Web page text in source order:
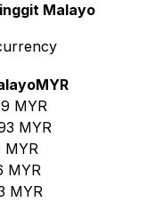
Malayo
MYR
MYR
MYR
MYR
MYR
MYR